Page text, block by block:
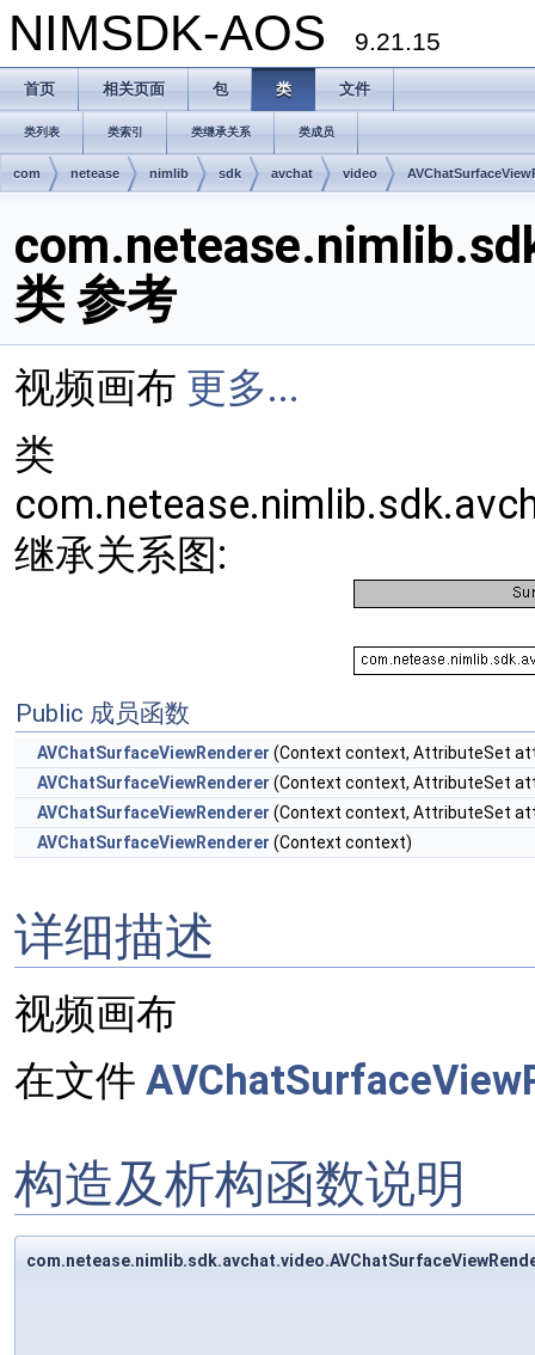
NIMSDK-AOS 9.21.15
首页 相关页面 包 类 文件
类列表 类索引 类继承关系 类成员
com netease nimlib sdk avchat video
类 参考
视频画布 更多...
类
继承关系图:
Public 成员函数
AVChatSurfaceViewRenderer (Context context, AttributeSet
AVChatSurfaceViewRenderer (Context context, AttributeSet
AVChatSurfaceViewRenderer (Context context, AttributeSet
AVChatSurfaceViewRenderer (Context context)
详细描述
视频画布
在文件
构造及析构函数说明